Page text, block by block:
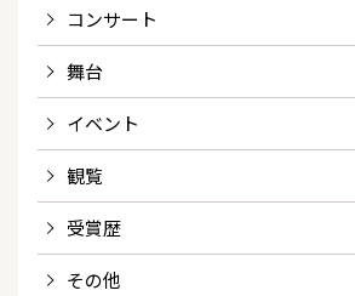
コンサート
舞台
イベント
観覧
受賞歴
その他